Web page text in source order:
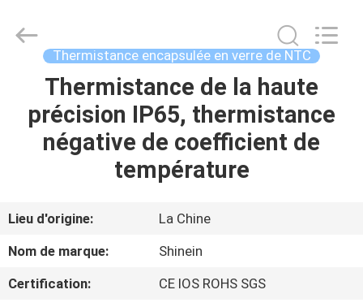
MAISON
PRODUITS
SUJET
DE
NOUS
Electornics
Technology
Thermistance encapsulée en verre de NTC
Thermistance de la haute
précision IP65, thermistance
négative de coefficient de
température
Lieu d'origine:
La Chine
Nom de marque:
Shinein
Certification:
CE IOS ROHS SGS